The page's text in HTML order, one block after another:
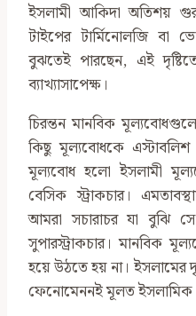
ইসলামী আকিদা অতিশয়
টাইপের টার্মিনোলজি বা
বুঝতেই পারছেন, এই
ব্যাখ্যাসাপেক্ষ।
চিরন্তন মানবিক
কিছু মূল্যবোধকে
মূল্যবোধ হলো ইসলামী
বেসিক স্ট্রাকচার।
আমরা সচারাচর যা বুঝি
সুপারস্ট্রাকচার। মানবিক
হয়ে উঠতে হয় না। ইসলামের
ফেনোমেননই মূলত